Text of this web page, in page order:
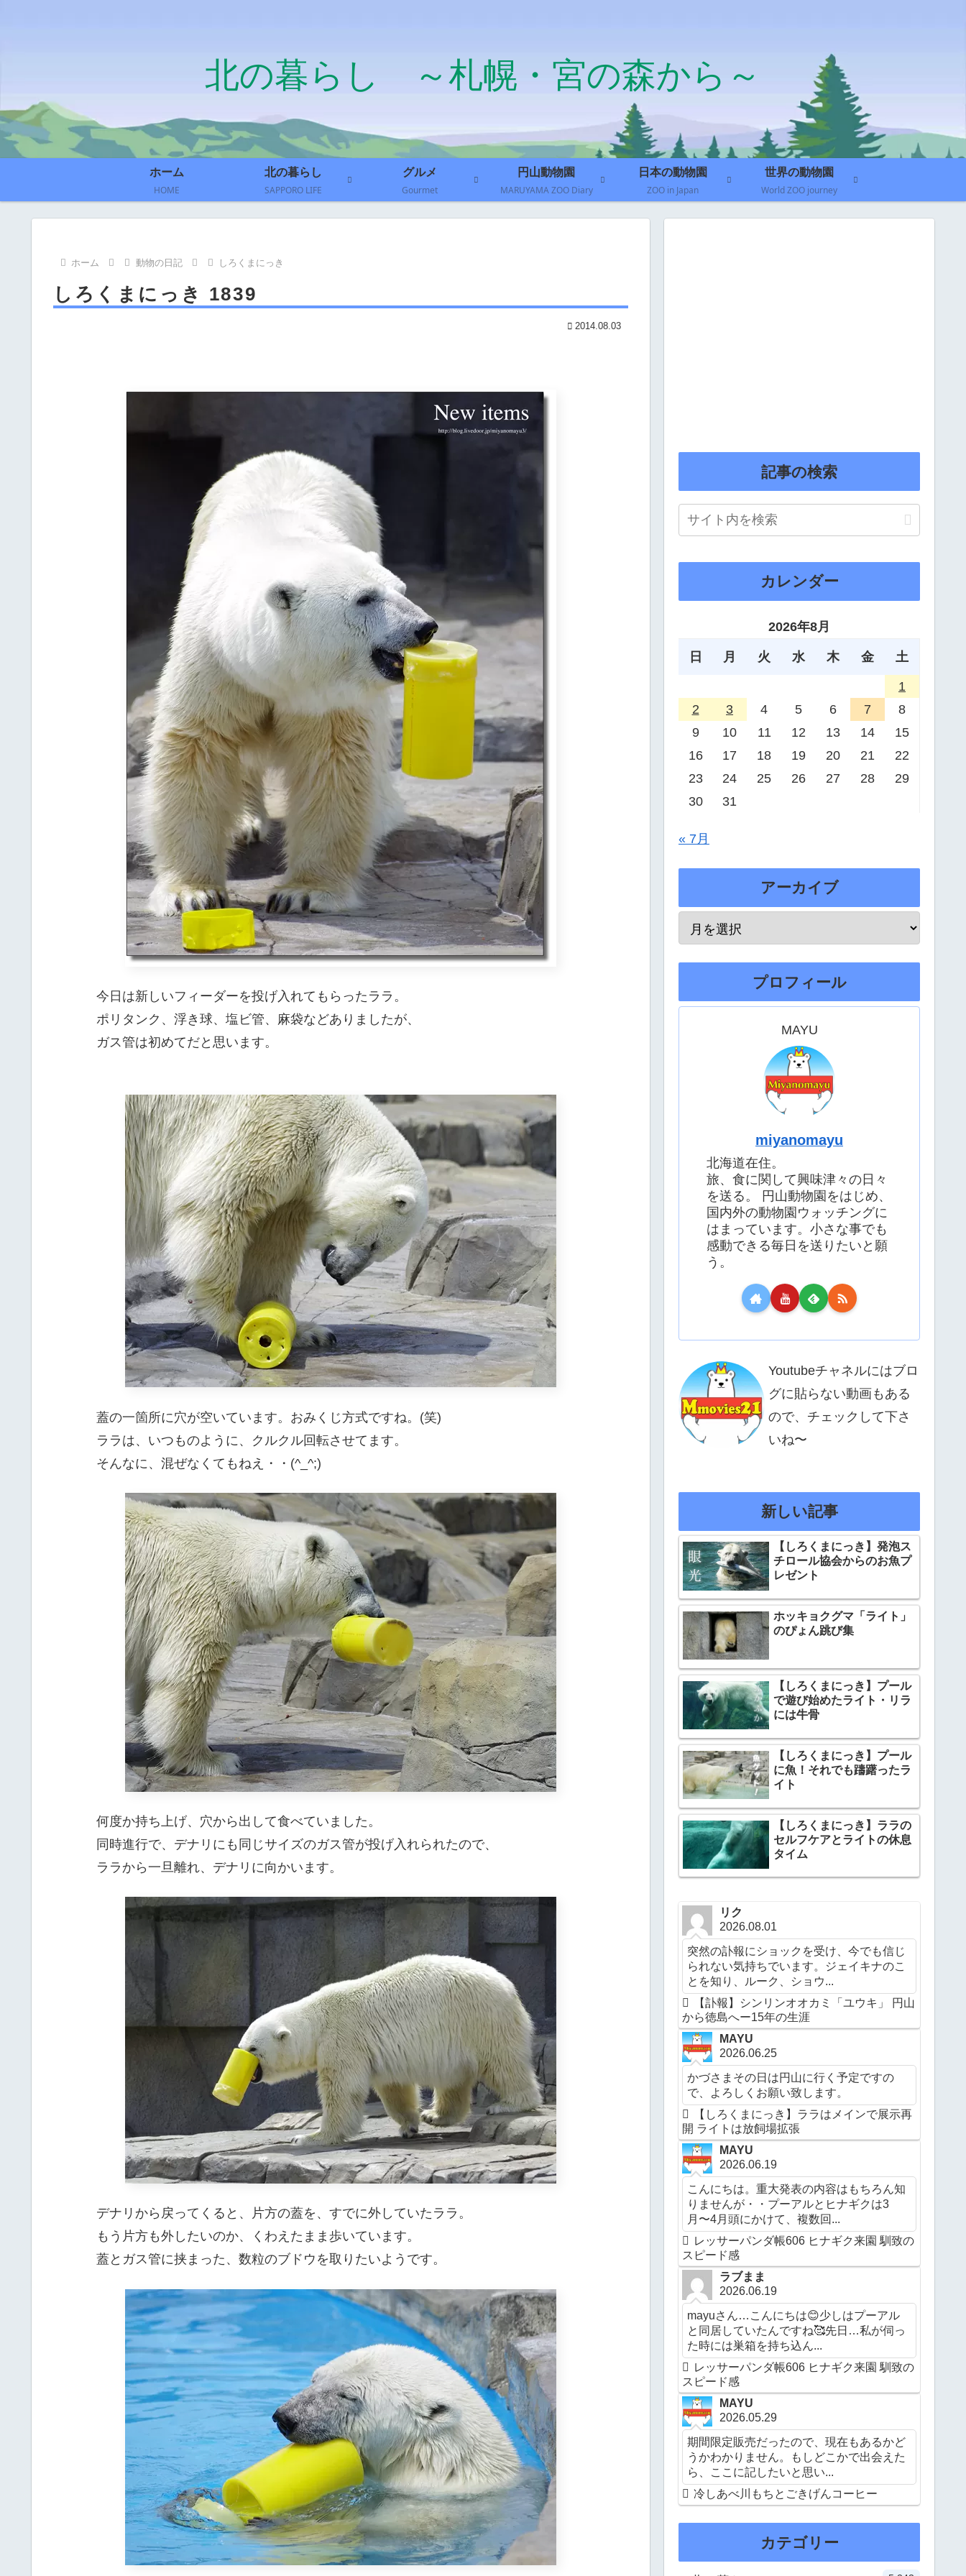
北の暮らし ～札幌・宮の森から～
ホーム
HOME
北の暮らし
SAPPORO LIFE
グルメ
Gourmet
円山動物園
MARUYAMA ZOO Diary
日本の動物園
ZOO in Japan
世界の動物園
World ZOO journey
ホーム 動物の日記 しろくまにっき
しろくまにっき 1839
2014.08.03
今日は新しいフィーダーを投げ入れてもらったララ。
ポリタンク、浮き球、塩ビ管、麻袋などありましたが、
ガス管は初めてだと思います。
蓋の一箇所に穴が空いています。おみくじ方式ですね。(笑)
ララは、いつものように、クルクル回転させてます。
そんなに、混ぜなくてもねえ・・(^_^;)
何度か持ち上げ、穴から出して食べていました。
同時進行で、デナリにも同じサイズのガス管が投げ入れられたので、
ララから一旦離れ、デナリに向かいます。
デナリから戻ってくると、片方の蓋を、すでに外していたララ。
もう片方も外したいのか、くわえたまま歩いています。
蓋とガス管に挟まった、数粒のブドウを取りたいようです。
記事の検索
カレンダー
2026年8月
日 月 火 水 木 金 土
1
2
3 4 5 6 7
8
9
10 11 12 13 14
15
16
17 18 19 20 21
22
23
24 25 26 27 28
29
30
31
« 7月
アーカイブ
プロフィール
MAYU
miyanomayu
北海道在住。
旅、食に関して興味津々の日々
を送る。 円山動物園をはじめ、
国内外の動物園ウォッチングに
はまっています。小さな事でも
感動できる毎日を送りたいと願
う。
Youtubeチャネルにはブロ
グに貼らない動画もある
ので、チェックして下さ
いね〜
新しい記事
【しろくまにっき】発泡ス
チロール協会からのお魚プ
レゼント
ホッキョクグマ「ライト」
のぴょん跳び集
【しろくまにっき】プール
で遊び始めたライト・リラ
には牛骨
【しろくまにっき】プール
に魚！それでも躊躇ったラ
イト
【しろくまにっき】ララの
セルフケアとライトの休息
タイム
リク
2026.08.01
突然の訃報にショックを受け、今でも信じ
られない気持ちでいます。ジェイキナのこ
とを知り、ルーク、ショウ...
【訃報】シンリンオオカミ「ユウキ」 円山
から徳島へー15年の生涯
MAYU
2026.06.25
かづさまその日は円山に行く予定ですの
で、よろしくお願い致します。
【しろくまにっき】ララはメインで展示再
開 ライトは放飼場拡張
MAYU
2026.06.19
こんにちは。重大発表の内容はもちろん知
りませんが・・プーアルとヒナギクは3
月〜4月頭にかけて、複数回...
レッサーパンダ帳606 ヒナギク来園 馴致の
スピード感
ラブまま
2026.06.19
mayuさん…こんにちは😊少しはプーアル
と同居していたんですね🥰先日…私が伺っ
た時には巣箱を持ち込ん...
レッサーパンダ帳606 ヒナギク来園 馴致の
スピード感
MAYU
2026.05.29
期間限定販売だったので、現在もあるかど
うかわかりません。もしどこかで出会えた
ら、ここに記したいと思い...
冷しあべ川もちとごきげんコーヒー
カテゴリー